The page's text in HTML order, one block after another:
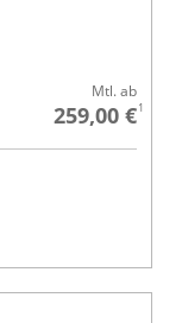
Mtl. ab
259,00 €1